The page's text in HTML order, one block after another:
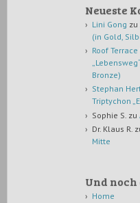
Neueste
Lini Gong zu
(in Gold,
Roof Terrace
Bronze)
Stephan
Triptychon
Sophie S. zu
Dr. Klaus R.
Mitte
Und
Home